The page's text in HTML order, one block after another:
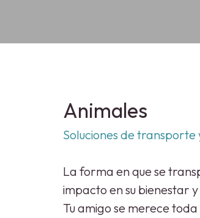
Animales
Soluciones de
La forma en que se
impacto en su bienestar y
Tu amigo se merece